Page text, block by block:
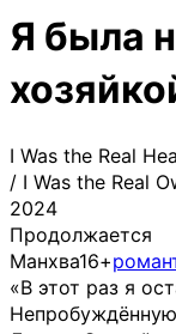
Я была
I Was the Real
/ I Was the Real
2024
Продолжается
Манхва16+
«В этот раз я